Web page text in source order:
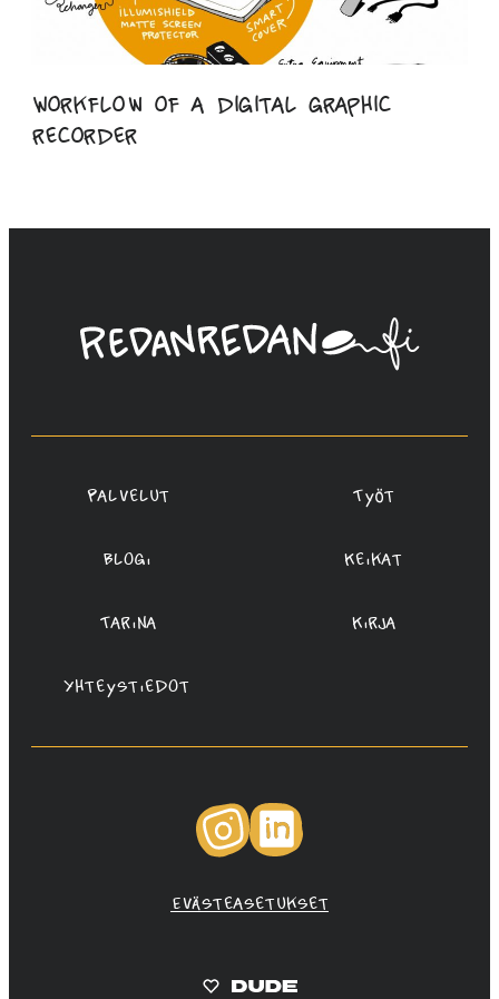
Workflow of a digital graphic
recorder
Linda
Saukko-
Oy
Palvelut Työt
Blogi Keikat
Tarina Kirja
Yhteystiedot
Instagram
Evästeasetukset